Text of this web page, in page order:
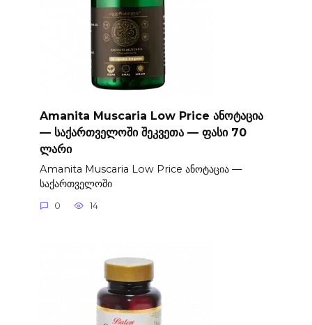
Amanita Muscaria Low Price ანოტაცია
— საქართველოში შეკვეთა — ფასი 70
ლარი
Amanita Muscaria Low Price ანოტაცია —
საქართველოში
0 14